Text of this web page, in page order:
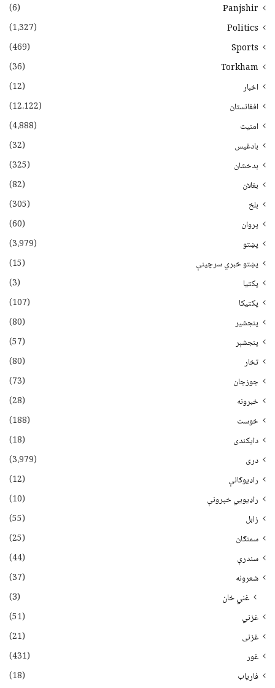
Panjshir
(6)
Politics
(1،327)
Sports
(469)
Torkham
(36)
اخبار
(12)
افغانستان
(12،122)
امنیت
(4،888)
بادغیس
(32)
بدخشان
(325)
بغلان
(82)
بلخ
(305)
پروان
(60)
پښتو
(3،979)
پښتو خبري سرچينې
(15)
پکتيا
(3)
پکتیکا
(107)
پنجشیر
(80)
پنجشېر
(57)
تخار
(80)
جوزجان
(73)
خبرونه
(28)
خوست
(188)
دایکندی
(18)
دری
(3،979)
راډیوګانې
(12)
راډیويي خپرونې
(10)
زابل
(55)
سمنګان
(25)
سندرې
(44)
شعرونه
(37)
غني خان
(3)
غزني
(51)
غزنی
(21)
غور
(431)
فاریاب
(18)